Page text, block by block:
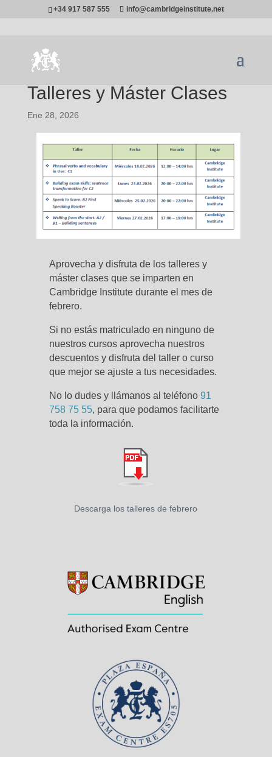
+34 917 587 555 info@cambridgeinstitute.net
Talleres y Máster Clases
Ene 28, 2026
Aprovecha y disfruta de los talleres y
máster clases que se imparten en
Cambridge Institute durante el mes de
febrero.
Si no estás matriculado en ninguno de
nuestros cursos aprovecha nuestros
descuentos y disfruta del taller o curso
que mejor se ajuste a tus necesidades.
No lo dudes y llámanos al teléfono 91
758 75 55, para que podamos facilitarte
toda la información.
Descarga los talleres de febrero